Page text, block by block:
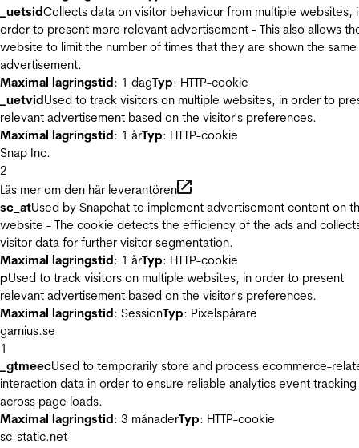
_uetsidCollects data on visitor behaviour from multiple websites,
order to present more relevant advertisement - This also allows
website to limit the number of times that they are shown the same
advertisement.
Maximal lagringstid: 1 dagTyp: HTTP-cookie
_uetvidUsed to track visitors on multiple websites, in order to
relevant advertisement based on the visitor's preferences.
Maximal lagringstid: 1 årTyp: HTTP-cookie
Snap Inc.
2
Läs mer om den här leverantören
sc_atUsed by Snapchat to implement advertisement content on
website - The cookie detects the efficiency of the ads and
visitor data for further visitor segmentation.
Maximal lagringstid: 1 årTyp: HTTP-cookie
pUsed to track visitors on multiple websites, in order to present
relevant advertisement based on the visitor's preferences.
Maximal lagringstid: SessionTyp: Pixelspårare
garnius.se
1
_gtmeecUsed to temporarily store and process ecommerce-
interaction data in order to ensure reliable analytics event tracking
across page loads.
Maximal lagringstid: 3 månaderTyp: HTTP-cookie
sc-static.net